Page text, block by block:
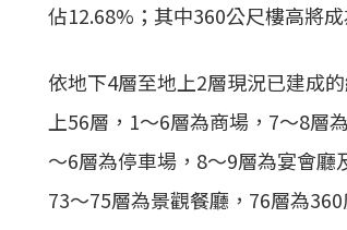
佔12.68%；其中360公尺樓高將
依地下4層至地上2層現況已建成
上56層，1～6層為商場，7～8層
～6層為停車場，8～9層為宴會廳
73～75層為景觀餐廳，76層為360